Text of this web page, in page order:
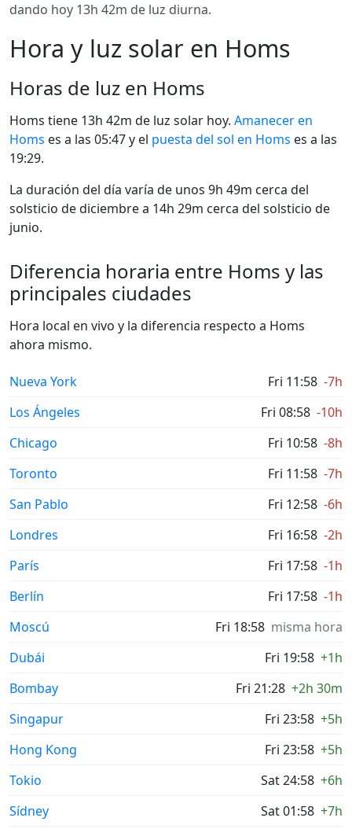
dando hoy 13h 42m de luz diurna.
Hora y luz solar en Homs
Horas de luz en Homs
Homs tiene 13h 42m de luz solar hoy. Amanecer en
Homs es a las 05:47 y el puesta del sol en Homs es a las
19:29.
La duración del día varía de unos 9h 49m cerca del
solsticio de diciembre a 14h 29m cerca del solsticio de
junio.
Diferencia horaria entre Homs y las
principales ciudades
Hora local en vivo y la diferencia respecto a Homs
ahora mismo.
Nueva York Fri 11:58 -7h
Los Ángeles
Fri 08:58 -10h
Chicago
Fri 10:58 -8h
Toronto
Fri 11:58 -7h
San Pablo
Fri 12:58 -6h
Londres
Fri 16:58 -2h
París
Fri 17:58 -1h
Berlín
Fri 17:58 -1h
Moscú
Fri 18:58 misma hora
Dubái
Fri 19:58 +1h
Bombay
Fri 21:28 +2h 30m
Singapur
Fri 23:58 +5h
Hong Kong
Fri 23:58 +5h
Tokio
Sat 24:58 +6h
Sídney
Sat 01:58 +7h